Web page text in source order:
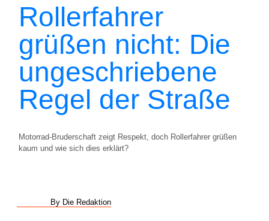
Rollerfahrer
grüßen nicht: Die
ungeschriebene
Regel der Straße
Motorrad-Bruderschaft zeigt Respekt, doch Rollerfahrer grüßen
kaum und wie sich dies erklärt?
By Die Redaktion